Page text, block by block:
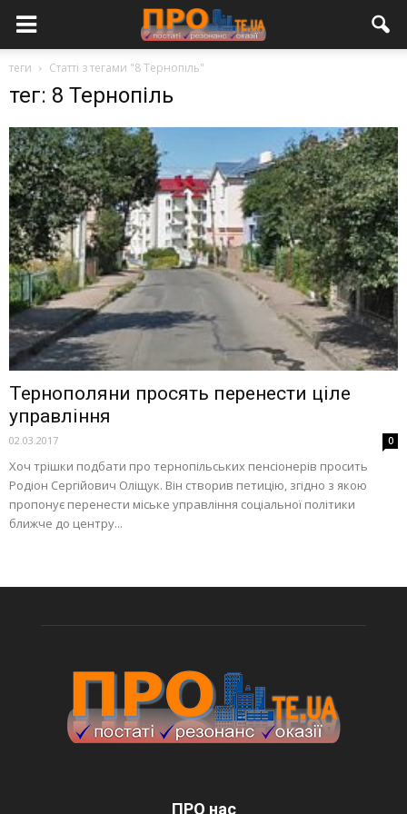
теги Статті з тегами "8 Тернопіль"
тег: 8 Тернопіль
Тернополяни просять перенести ціле
управління
02.03.2017 0
Хоч трішки подбати про тернопільських пенсіонерів просить
Родіон Сергійович Оліщук. Він створив петицію, згідно з якою
пропонує перенести міське управління соціальної політики
ближче до центру...
ПРО нас